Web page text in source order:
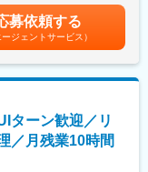
”が合わなくなってしま
基にアプローチしま
給31万円＋成果給＋賞
給42万円＋成果給＋
（月給56万円＋成果給
までも目安の金額であ
す。月給(月額)は固定手
募依頼する
ージェントサービス）
ターン歓迎／リ
／月残業10時間